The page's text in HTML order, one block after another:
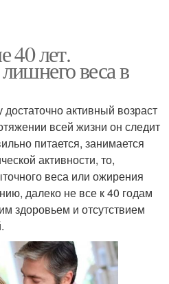
40 лет.
веса в
активный возраст
всей жизни он следит
питается, занимается
активности, то,
веса или ожирения
далеко не все к 40 годам
здоровьем и отсутствием